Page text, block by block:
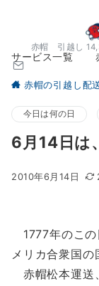
赤帽 引越し
サービス一覧
赤帽の引越し配
今日は何の日
6月14日は
2010年6月14日
1777年のこの
メリカ合衆国の
赤帽松本運送